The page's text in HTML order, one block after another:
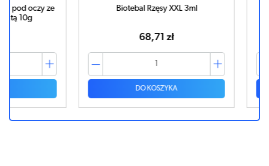
ze
Biotebal Rzęsy XXL 3ml
68,71 zł
DO KOSZYKA